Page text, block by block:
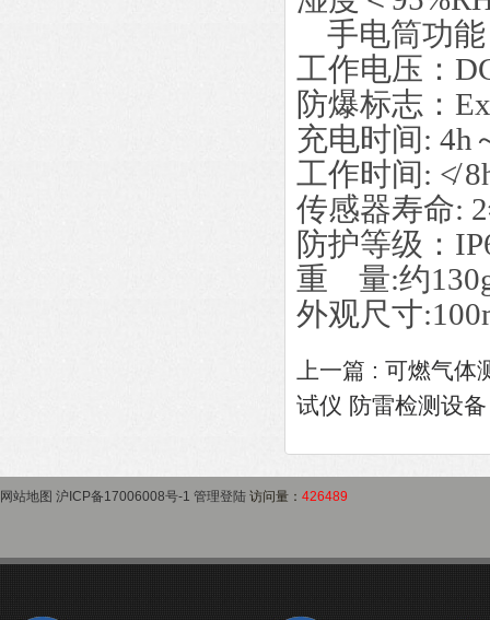
手电筒功能
工作电压：
防爆标志：
充电时间: 4h
工作时间: ≮
传感器寿命:
防护等级：
重 量:约
外观尺寸
上一篇 : 可燃气体
试仪 防雷检测设备
网站地图 沪ICP备17006008号-1 管理登陆 访问量： 426489